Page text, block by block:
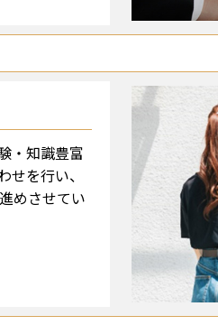
・知識豊富
を行い、
めさせてい